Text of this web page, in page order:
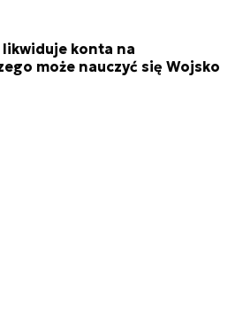
likwiduje konta na
może nauczyć się Wojsko